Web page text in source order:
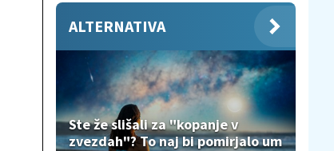
ALTERNATIVA
Ste že slišali za "kopanje v
zvezdah"? To naj bi pomirjalo um